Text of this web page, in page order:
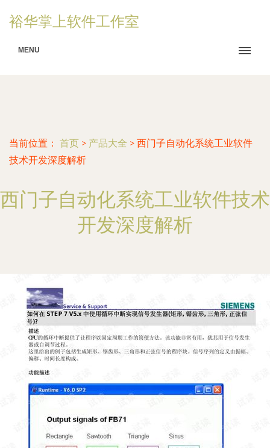
裕华掌上软件工作室
MENU
当前位置： 首页 > 产品大全 > 西门子自动化系统工业软件
技术开发深度解析
西门子自动化系统工业软件技术
开发深度解析